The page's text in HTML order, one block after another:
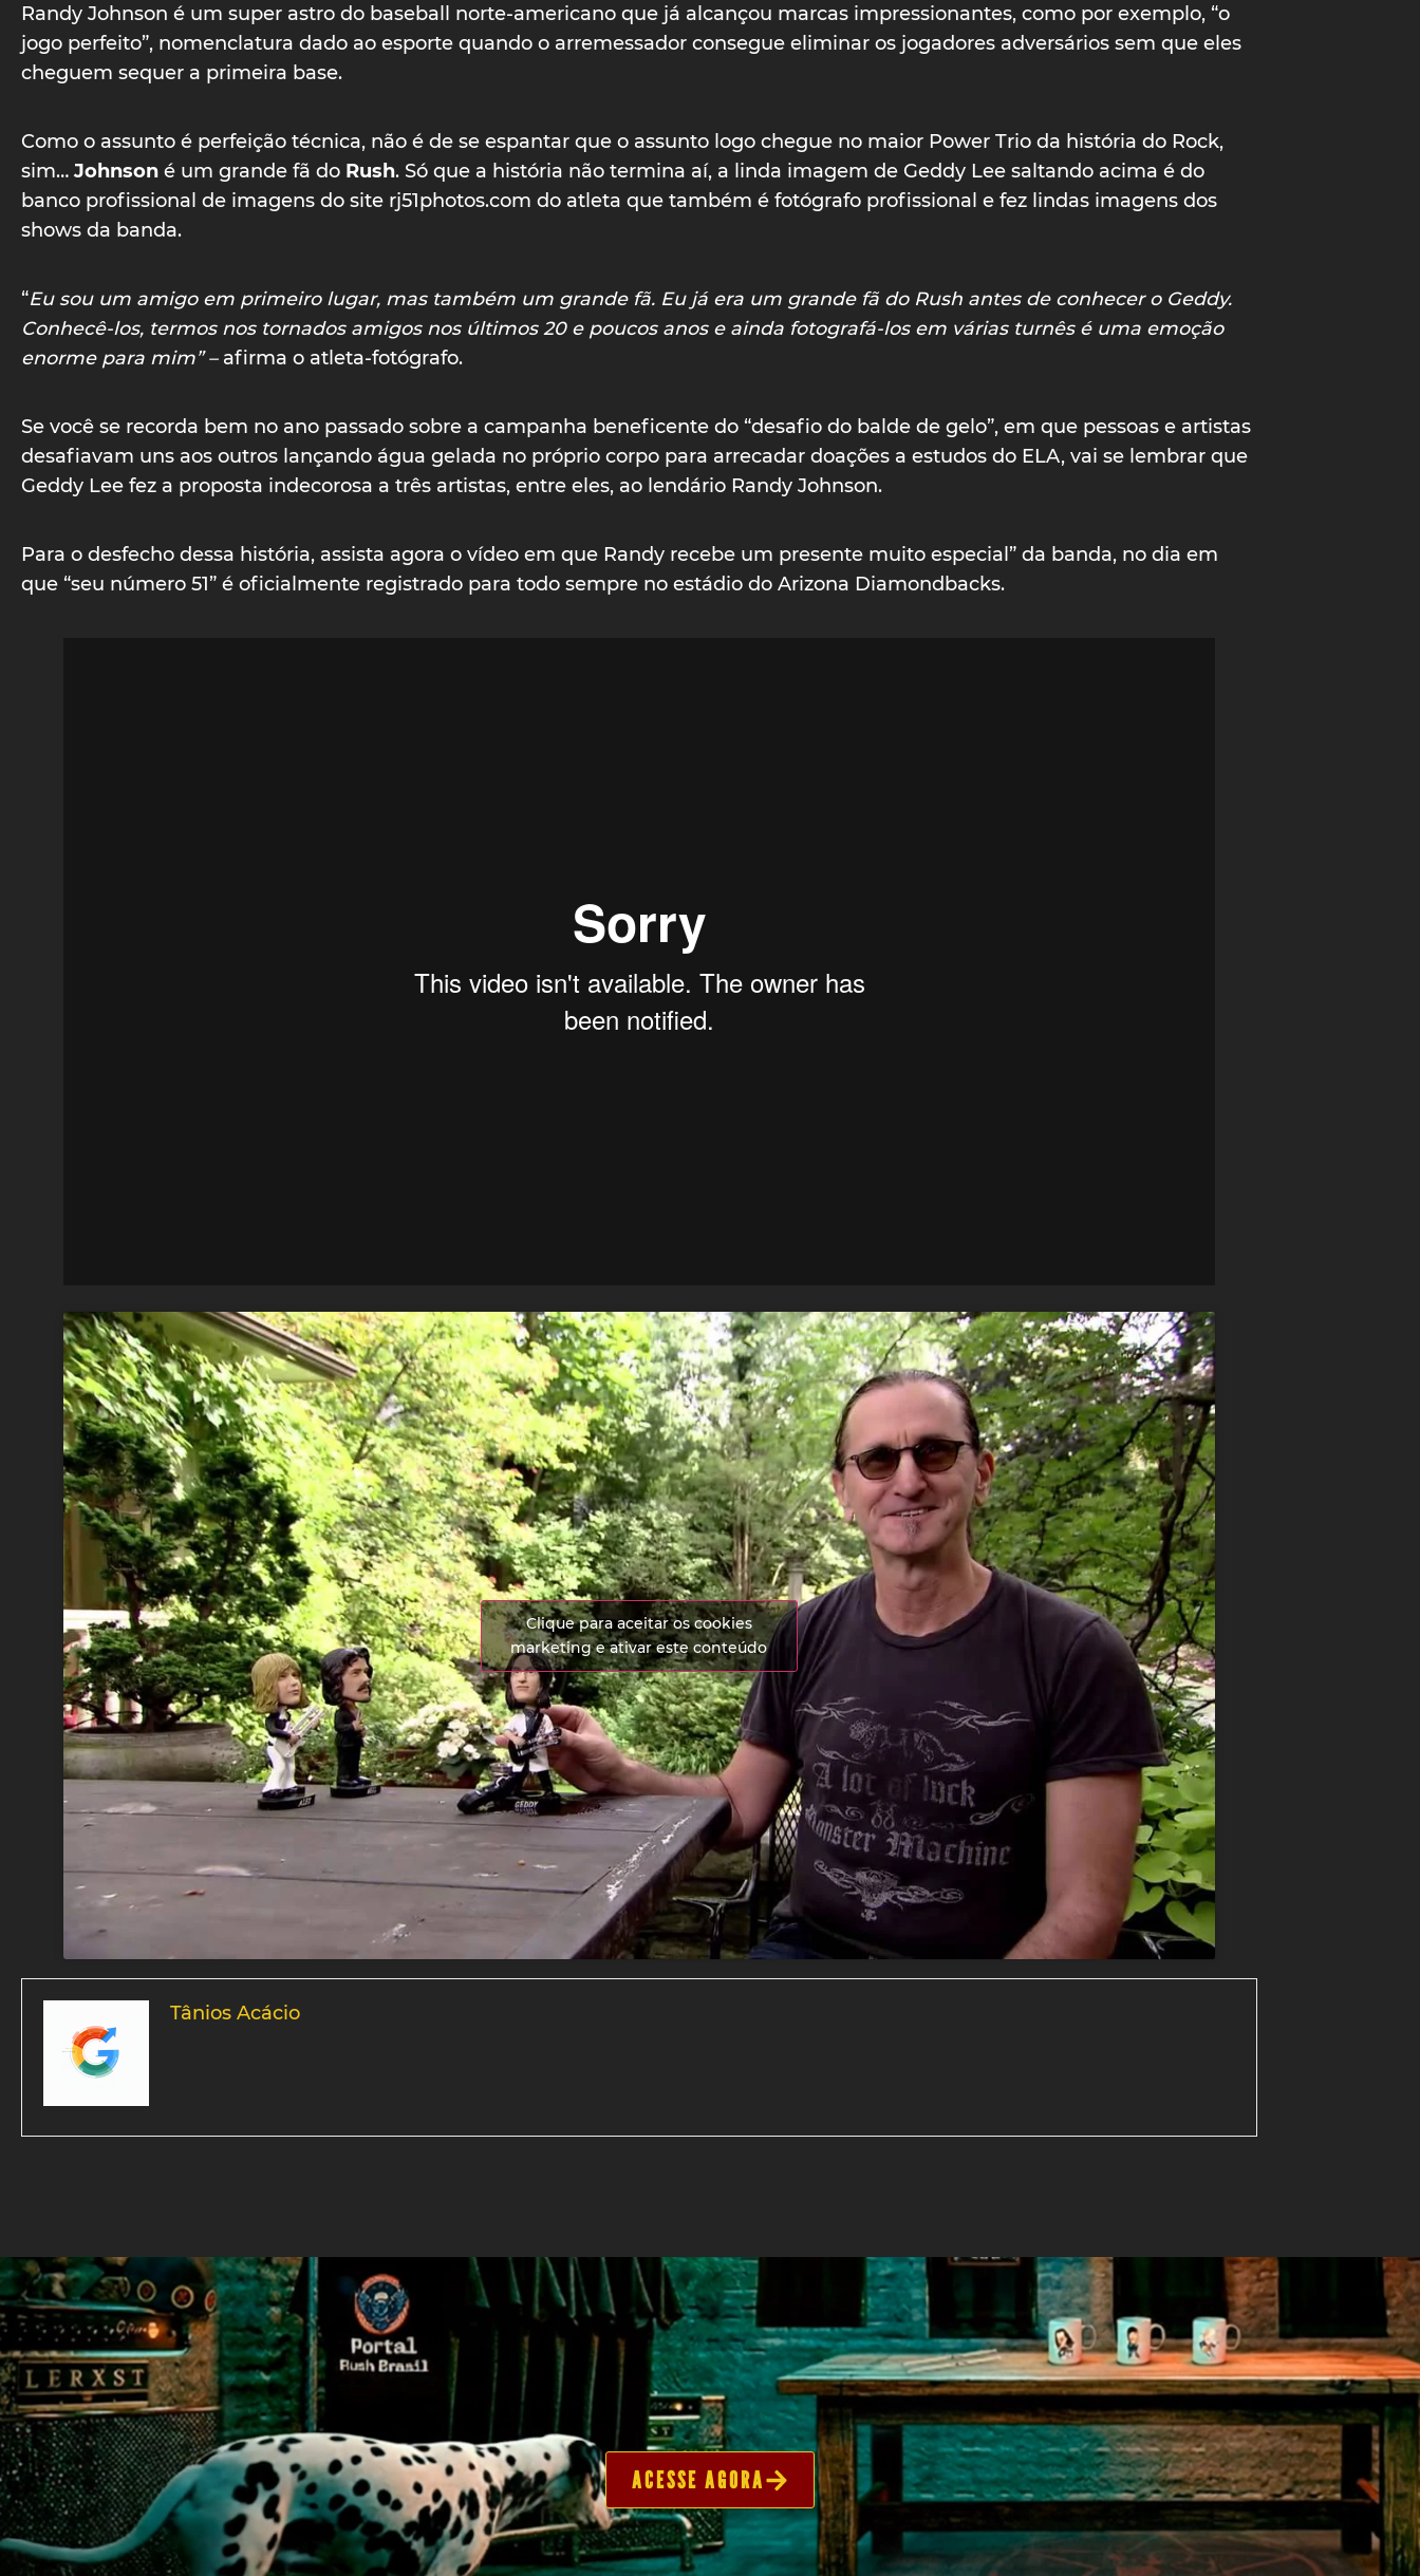
Randy Johnson é um super astro do baseball norte-americano que já alcançou marcas impressionantes, como por exemplo, “o
jogo perfeito”, nomenclatura dado ao esporte quando o arremessador consegue eliminar os jogadores adversários sem que eles
cheguem sequer a primeira base.
Como o assunto é perfeição técnica, não é de se espantar que o assunto logo chegue no maior Power Trio da história do Rock,
sim… Johnson é um grande fã do Rush. Só que a história não termina aí, a linda imagem de Geddy Lee saltando acima é do
banco profissional de imagens do site rj51photos.com do atleta que também é fotógrafo profissional e fez lindas imagens dos
shows da banda.
“Eu sou um amigo em primeiro lugar, mas também um grande fã. Eu já era um grande fã do Rush antes de conhecer o Geddy.
Conhecê-los, termos nos tornados amigos nos últimos 20 e poucos anos e ainda fotografá-los em várias turnês é uma emoção
enorme para mim” – afirma o atleta-fotógrafo.
Se você se recorda bem no ano passado sobre a campanha beneficente do “desafio do balde de gelo”, em que pessoas e artistas
desafiavam uns aos outros lançando água gelada no próprio corpo para arrecadar doações a estudos do ELA, vai se lembrar que
Geddy Lee fez a proposta indecorosa a três artistas, entre eles, ao lendário Randy Johnson.
Para o desfecho dessa história, assista agora o vídeo em que Randy recebe um presente muito especial” da banda, no dia em
que “seu número 51” é oficialmente registrado para todo sempre no estádio do Arizona Diamondbacks.
Clique para aceitar os cookies
marketing e ativar este conteúdo
Tânios Acácio
ACESSE AGORA